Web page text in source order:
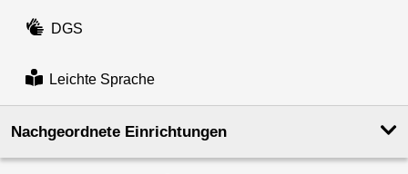
DGS
Leichte Sprache
Nachgeordnete Einrichtungen